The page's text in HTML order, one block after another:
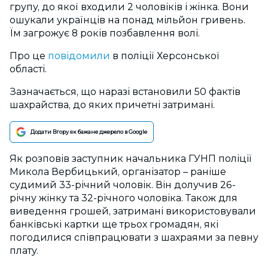
групу, до якої входили 2 чоловіків і жінка. Вони
ошукали українців на понад мільйон гривень.
Їм загрожує 8 років позбавлення волі.
Про це повідомили в поліції Херсонської
області.
Зазначається, що наразі встановили 50 фактів
шахрайства, до яких причетні затримані.
Додати Вгору як бажане джерело в Google
Як розповів заступник начальника ГУНП поліції
Микола Вербицький, організатор – раніше
судимий 33-річний чоловік. Він долучив 26-
річну жінку та 32-річного чоловіка. Також для
виведення грошей, затримані використовували
банківські картки ще трьох громадян, які
погодилися співпрацювати з шахраями за певну
плату.